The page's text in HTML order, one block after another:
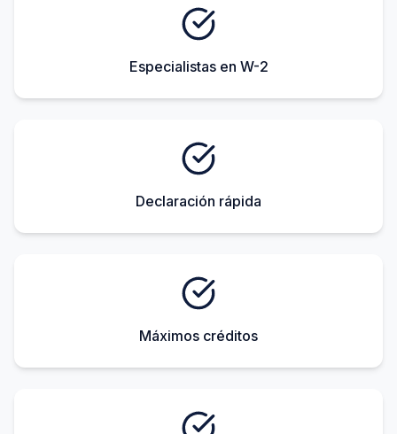
Especialistas en W-2
Declaración rápida
Máximos créditos